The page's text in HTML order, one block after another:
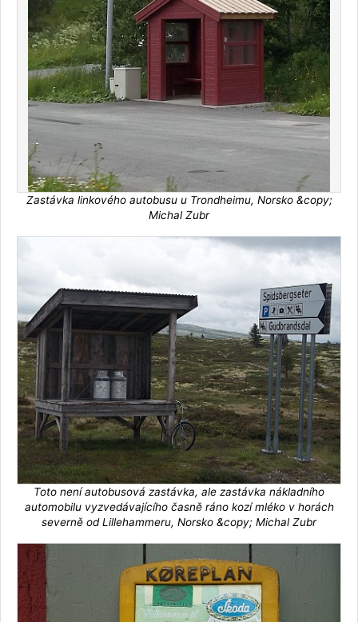
Zastávka linkového autobusu u Trondheimu, Norsko &copy;
Michal Zubr
Toto není autobusová zastávka, ale zastávka nákladního
automobilu vyzvedávajícího časně ráno kozí mléko v horách
severně od Lillehammeru, Norsko &copy; Michal Zubr